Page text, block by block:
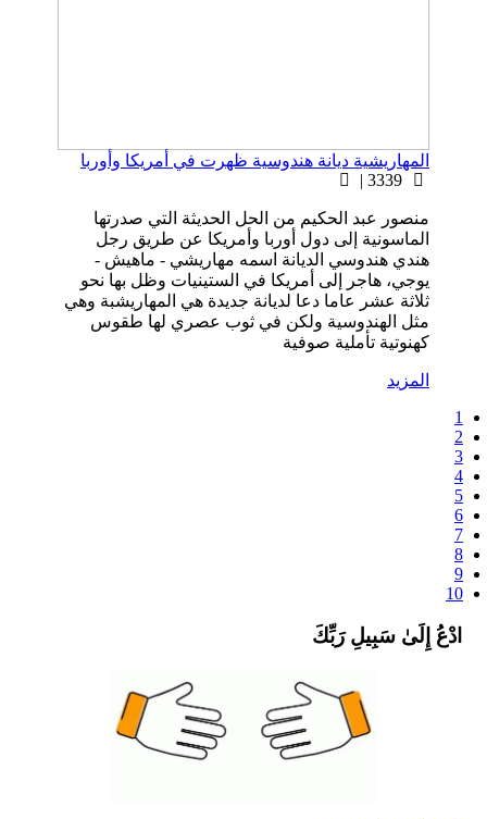
المهاريشية ديانة هندوسية ظهرت في أمريكا وأوربا
منصور عبد الحكيم من الحل الحديثة التي صدرتها
الماسونية إلى دول أوربا وأمريكا عن طريق رجل
هندي هندوسي الديانة اسمه مهاريشي - ماهيش -
يوجي، هاجر إلى أمريكا في الستينيات وظل بها نحو
ثلاثة عشر عاما دعا لديانة جديدة هي المهاريشبة وهي
مثل الهندوسية ولكن في ثوب عصري لها طقوس
كهنوتية تأملية صوفية
المزيد
1
2
3
4
5
6
7
8
9
10
ادْعُ إِلَىٰ سَبِيلِ رَبِّكَ